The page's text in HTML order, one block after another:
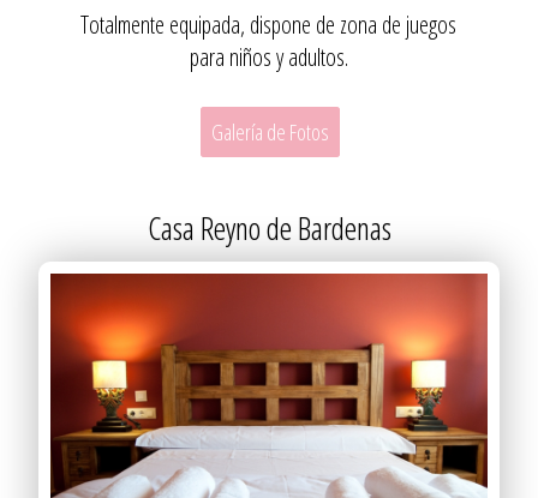
Totalmente equipada, dispone de zona de juegos
para niños y adultos.
Galería de Fotos
Casa Reyno de Bardenas